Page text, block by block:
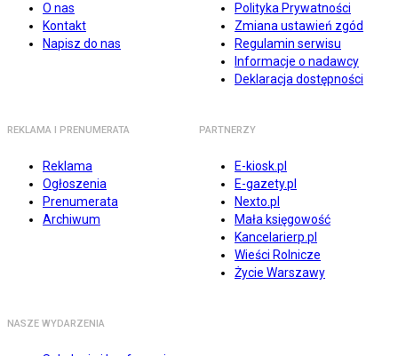
O nas
Kontakt
Napisz do nas
Polityka Prywatności
Zmiana ustawień zgód
Regulamin serwisu
Informacje o nadawcy
Deklaracja dostępności
REKLAMA I PRENUMERATA
Reklama
Ogłoszenia
Prenumerata
Archiwum
PARTNERZY
E-kiosk.pl
E-gazety.pl
Nexto.pl
Mała księgowość
Kancelarierp.pl
Wieści Rolnicze
Życie Warszawy
NASZE WYDARZENIA